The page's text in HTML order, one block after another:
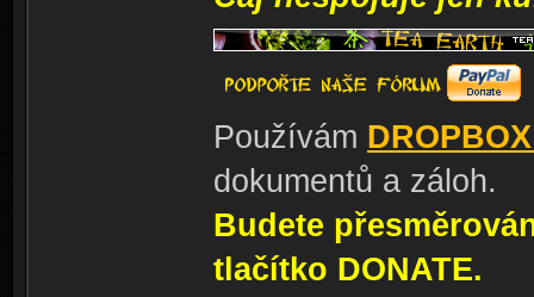
Používám
dokumentů a záloh.
Budete
tlačítko DONATE.